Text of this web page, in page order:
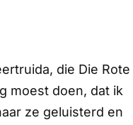
die Die Rote
moest doen, dat ik
ze geluisterd en